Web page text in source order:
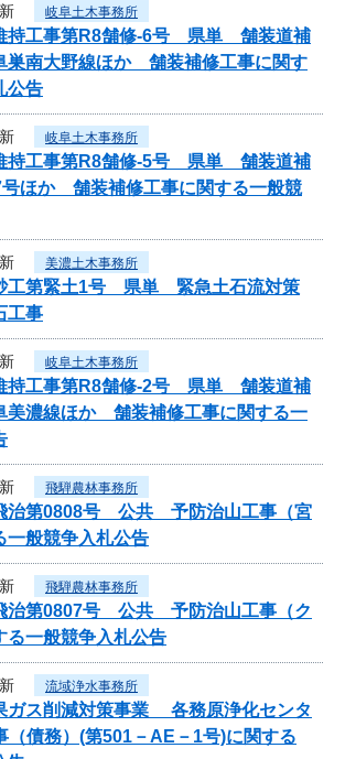
岐阜土木事務所
持工事第R8舗修-6号 県単 舗装道補
南大野線ほか 舗装補修工事に関す
公告
岐阜土木事務所
持工事第R8舗修-5号 県単 舗装道補
ほか 舗装補修工事に関する一般競
美濃土木事務所
工第緊土1号 県単 緊急土石流対策
工事
岐阜土木事務所
持工事第R8舗修-2号 県単 舗装道補
濃線ほか 舗装補修工事に関する一
飛騨農林事務所
治第0808号 公共 予防治山工事（宮
一般競争入札公告
飛騨農林事務所
治第0807号 公共 予防治山工事（ク
る一般競争入札公告
流域浄水事務所
ス削減対策事業 各務原浄化センタ
（債務）(第501－AE－1号)に関する